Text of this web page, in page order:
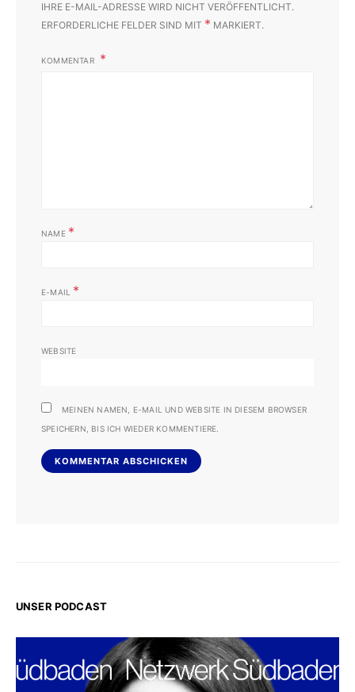
IHRE E-MAIL-ADRESSE WIRD NICHT VERÖFFENTLICHT.
ERFORDERLICHE FELDER SIND MIT * MARKIERT.
KOMMENTAR
NAME *
E-MAIL *
WEBSITE
MEINEN NAMEN, E-MAIL UND WEBSITE IN DIESEM BROWSER
SPEICHERN, BIS ICH WIEDER KOMMENTIERE.
UNSER PODCAST